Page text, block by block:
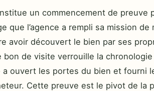
un commencement de preuve
que l’agence a rempli sa mission
avoir découvert le bien par ses
bon de visite verrouille la
a ouvert les portes du bien et fourni
Cette preuve est le pivot de la